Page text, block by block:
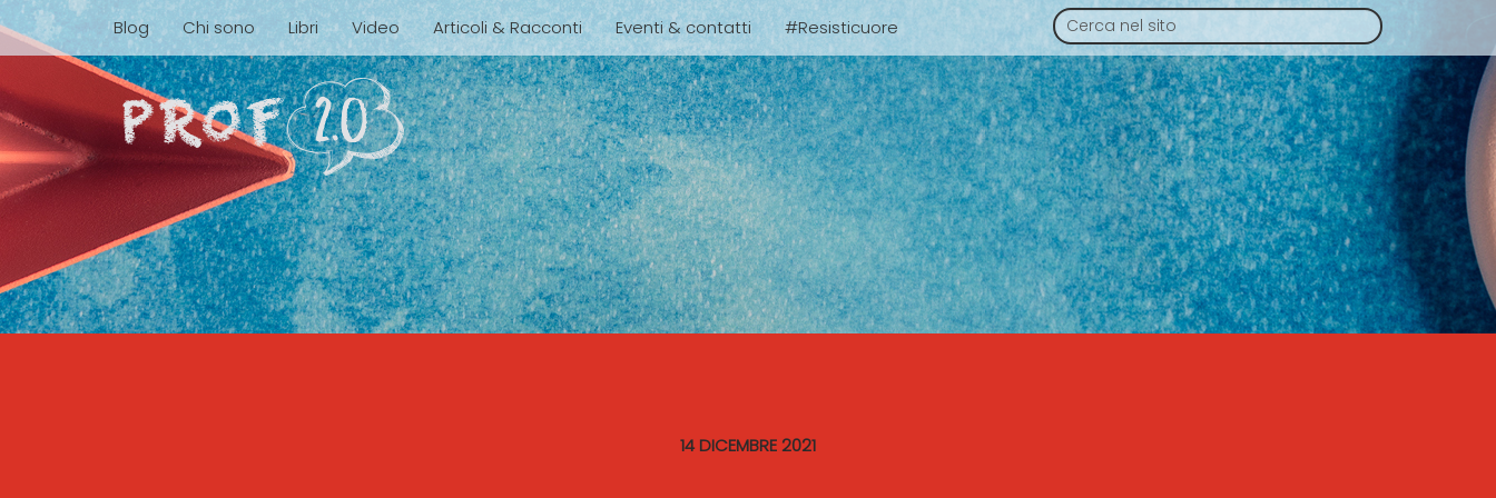
Blog Chi sono Libri Video Articoli & Racconti Eventi & contatti #Resisticuore
14 DICEMBRE 2021